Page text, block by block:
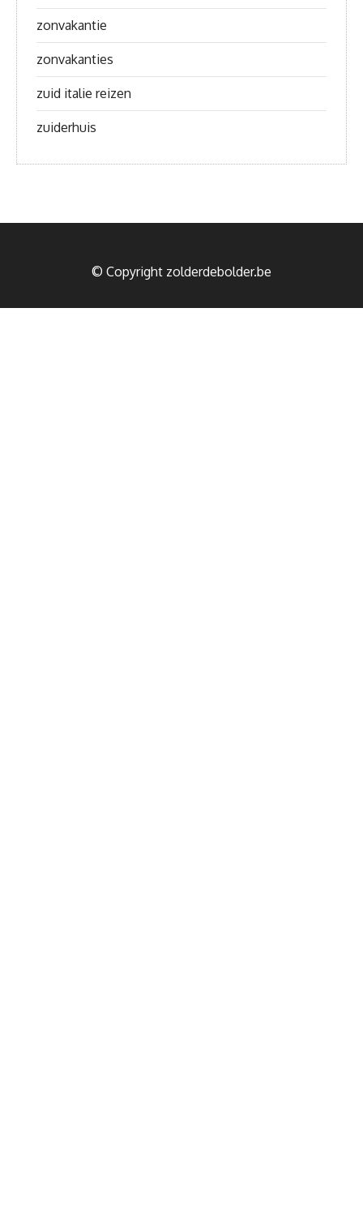
zonvakantie
zonvakanties
zuid italie reizen
zuiderhuis
© Copyright zolderdebolder.be